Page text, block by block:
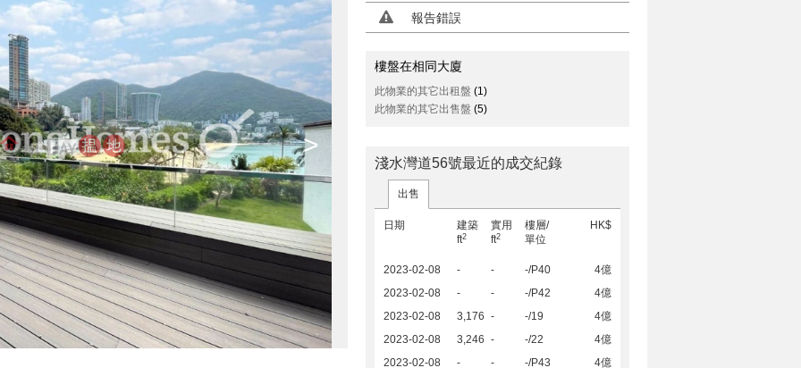
>
報告錯誤
樓盤在相同大廈
此物業的其它出租盤 (1)
此物業的其它出售盤 (5)
淺水灣道56號最近的成交紀錄
出售
日期
建築
ft2
實用
ft2
樓層/
單位
HK$
2023-02-08 - - -/P40
4億
2023-02-08
- - -/P42
4億
2023-02-08
3,176 - -/19
4億
2023-02-08
3,246 - -/22
4億
2023-02-08
- - -/P43 4億